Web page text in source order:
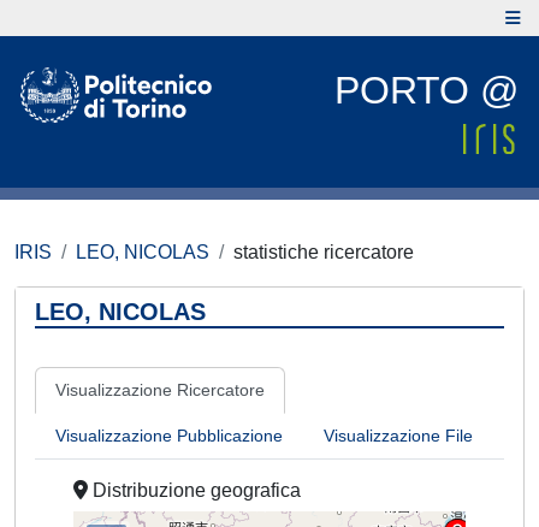
PORTO @
IRIS LEO, NICOLAS statistiche ricercatore
LEO, NICOLAS
Visualizzazione Ricercatore
Visualizzazione Pubblicazione Visualizzazione File
Distribuzione geografica